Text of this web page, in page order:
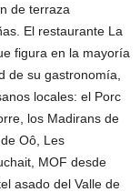
de terraza
El restaurante La
figura en la mayoría
de su gastronomía,
locales: el Porc
los Madirans de
Oô, Les
MOF desde
asado del Valle de